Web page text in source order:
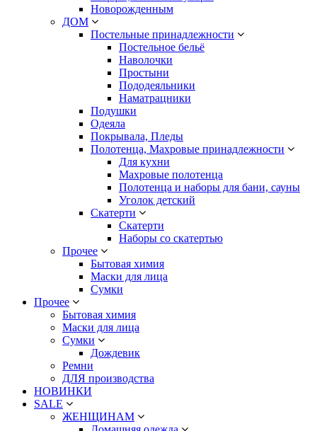
Новорожденным
ДОМ
Постельные принадлежности
Постельное бельё
Наволочки
Простыни
Пододеяльники
Наматрацники
Подушки
Одеяла
Покрывала, Пледы
Полотенца, Махровые принадлежности
Для кухни
Махровые полотенца
Полотенца и наборы для бани, сауны
Уголок детский
Скатерти
Скатерти
Наборы со скатертью
Прочее
Бытовая химия
Маски для лица
Сумки
Прочее
Бытовая химия
Маски для лица
Сумки
Дождевик
Ремни
ДЛЯ производства
НОВИНКИ
SALE
ЖЕНЩИНАМ